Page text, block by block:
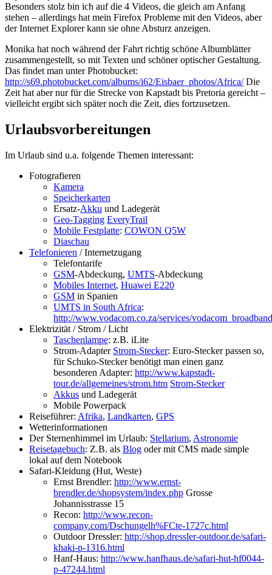
Besonders stolz bin ich auf die 4 Videos, die gleich am Anfang
stehen – allerdings hat mein Firefox Probleme mit den Videos, aber
der Internet Explorer kann sie ohne Absturz anzeigen.
Monika hat noch während der Fahrt richtig schöne Albumblätter
zusammengestellt, so mit Texten und schöner optischer Gestaltung.
Das findet man unter Photobucket:
http://s69.photobucket.com/albums/i62/Eisbaer_photos/Africa/Die
Zeit hat aber nur für die Strecke von Kapstadt bis Pretoria gereicht –
vielleicht ergibt sich später noch die Zeit, dies fortzusetzen.
Urlaubsvorbereitungen
Im Urlaub sind u.a. folgende Themen interessant:
Fotografieren
Kamera
Speicherkarten
Ersatz-Akku und Ladegerät
Geo-Tagging EveryTrail
Mobile Festplatte: COWON Q5W
Diaschau
Telefonieren / Internetzugang
Telefontarife
GSM-Abdeckung, UMTS-Abdeckung
Mobiles Internet, Huawei E220
GSM in Spanien
UMTS in South Africa:
http://www.vodacom.co.za/services/
Elektrizität / Strom / Licht
Taschenlampe: z.B. iLite
Strom-Adapter Strom-Stecker: Euro-Stecker passen so,
für Schuko-Stecker benötigt man einen ganz
besonderen Adapter: http://www.kapstadt-
tour.de/allgemeines/strom.htm Strom-Stecker
Akkus und Ladegerät
Mobile Powerpack
Reiseführer: Afrika, Landkarten, GPS
Wetterinformationen
Der Sternenhimmel im Urlaub: Stellarium, Astronomie
Reisetagebuch: Z.B. als Blog oder mit CMS made simple
lokal auf dem Notebook
Safari-Kleidung (Hut, Weste)
Ernst Brendler: http://www.ernst-
brendler.de/shopsystem/index.php Grosse
Johannisstrasse 15
Recon: http://www.recon-
company.com/Dschungelh%FCte-1727c.html
Outdoor Dressler: http://shop.dressler-outdoor.de/safari-
khaki-p-1316.html
Hanf-Haus: http://www.hanfhaus.de/safari-hut-hf0044-
p-47244.html